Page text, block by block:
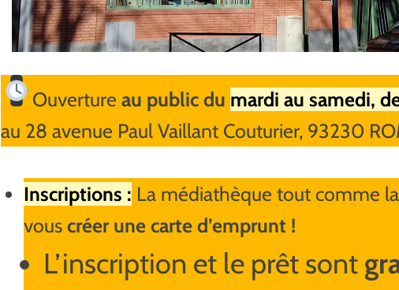
Ouverture au public du mardi au samedi,
au 28 avenue Paul Vaillant Couturier, 93230
Inscriptions : La médiathèque tout comme
vouscréer une carte d’emprunt !
L’inscription et le prêt sont